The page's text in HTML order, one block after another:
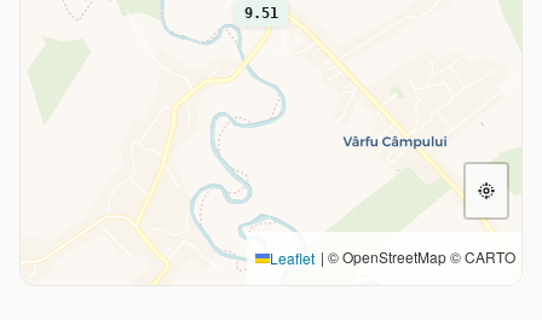
9.51
Leaflet | © OpenStreetMap © CARTO